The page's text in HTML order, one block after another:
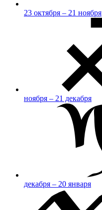
23 октября – 21 ноября
ноября – 21 декабря
декабря – 20 января